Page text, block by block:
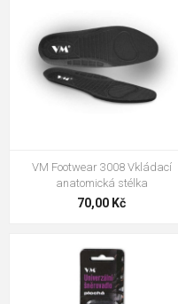
VM Footwear 3008 Vkládací
anatomická stélka
70,00 Kč